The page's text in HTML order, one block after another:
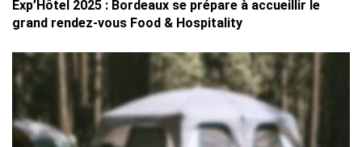
Exp’Hôtel 2025 : Bordeaux se prépare à accueillir le
grand rendez-vous Food & Hospitality